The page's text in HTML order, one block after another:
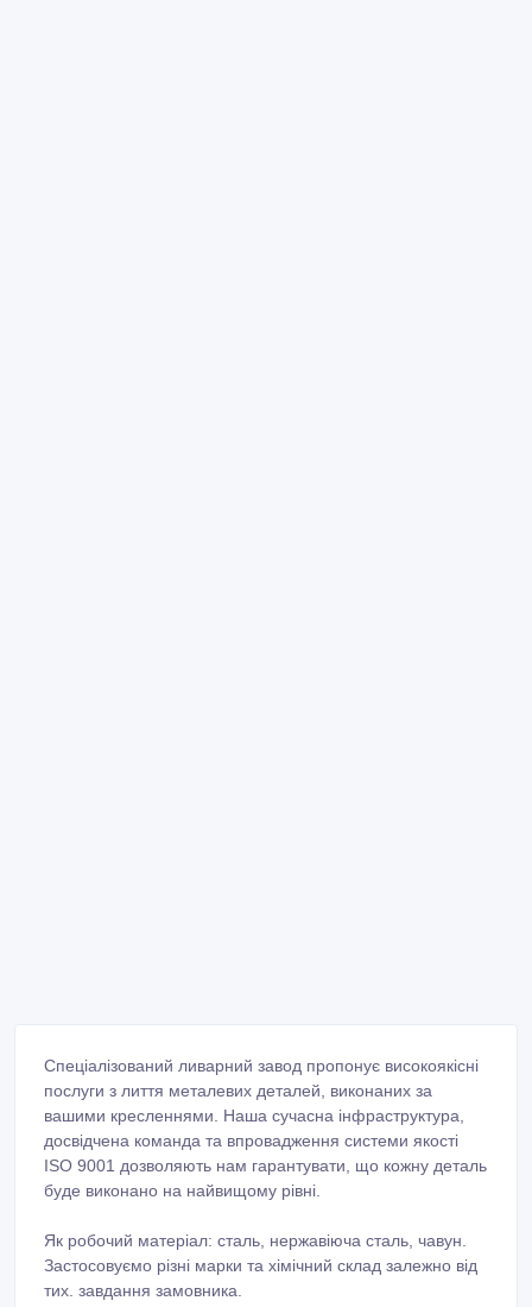
Спеціалізований ливарний завод пропонує високоякісні
послуги з лиття металевих деталей, виконаних за
вашими кресленнями. Наша сучасна інфраструктура,
досвідчена команда та впровадження системи якості
ISO 9001 дозволяють нам гарантувати, що кожну деталь
буде виконано на найвищому рівні.
Як робочий матеріал: сталь, нержавіюча сталь, чавун.
Застосовуємо різні марки та хімічний склад залежно від
тих. завдання замовника.